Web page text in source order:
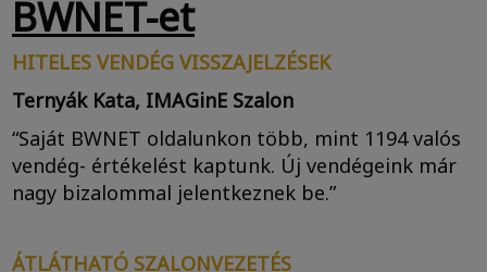
BWNET-et
HITELES VENDÉG VISSZAJELZÉSEK
Ternyák Kata, IMAGinE Szalon
“Saját BWNET oldalunkon több, mint 1194 valós
vendég- értékelést kaptunk. Új vendégeink már
nagy bizalommal jelentkeznek be.”
ÁTLÁTHATÓ SZALONVEZETÉS